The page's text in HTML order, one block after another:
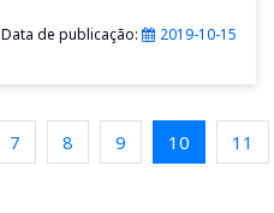
Data de publicação: 2019-10-15
7 8 9 10 11